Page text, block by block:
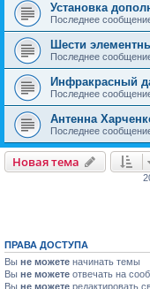
Установка
Последнее
Шести
Последнее
Инфракрасный
Последнее
Антенна
Последнее
Новая тема
ПРАВА ДОСТУПА
Вы не можете начинать темы
Вы не можете отвечать на
Вы не можете редактировать